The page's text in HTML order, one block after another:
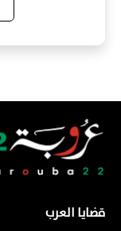
قضايا العرب